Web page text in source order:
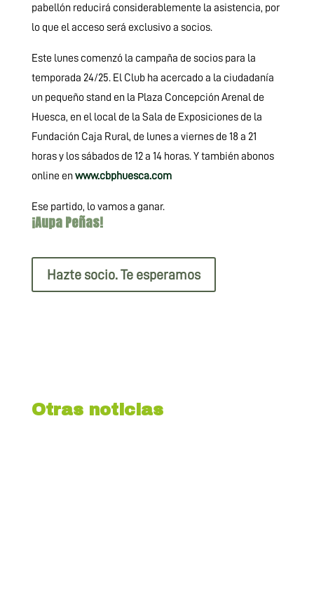
pabellón reducirá considerablemente la asistencia, por
lo que el acceso será exclusivo a socios.
Este lunes comenzó la campaña de socios para la
temporada 24/25. El Club ha acercado a la ciudadanía
un pequeño stand en la Plaza Concepción Arenal de
Huesca, en el local de la Sala de Exposiciones de la
Fundación Caja Rural, de lunes a viernes de 18 a 21
horas y los sábados de 12 a 14 horas. Y también abonos
online enwww.cbphuesca.com
Ese partido, lo vamos a ganar.
¡Aupa Peñas!
Hazte socio. Te esperamos
Otras noticias